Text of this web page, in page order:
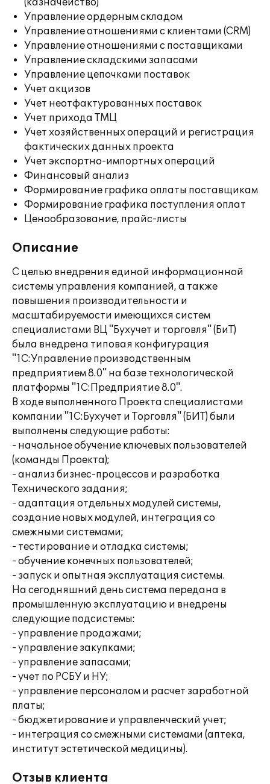
(казначейство)
Управление ордерным складом
Управление отношениями с клиентами (CRM)
Управление отношениями с поставщиками
Управление складскими запасами
Управление цепочками поставок
Учет акцизов
Учет неотфактурованных поставок
Учет прихода ТМЦ
Учет хозяйственных операций и регистрация
фактических данных проекта
Учет экспортно-импортных операций
Финансовый анализ
Формирование графика оплаты поставщикам
Формирование графика поступления оплат
Ценообразование, прайс-листы
Описание
С целью внедрения единой информационной
системы управления компанией, а также
повышения производительности и
масштабируемости имеющихся систем
специалистами ВЦ "Бухучет и торговля" (БиТ)
была внедрена типовая конфигурация
"1С:Управление производственным
предприятием 8.0" на базе технологической
платформы "1С:Предприятие 8.0".
В ходе выполненного Проекта специалистами
компании "1С:Бухучет и Торговля" (БИТ) были
выполнены следующие работы:
- начальное обучение ключевых пользователей
(команды Проекта);
- анализ бизнес-процессов и разработка
Технического задания;
- адаптация отдельных модулей системы,
создание новых модулей, интеграция со
смежными системами;
- тестирование и отладка системы;
- обучение конечных пользователей;
- запуск и опытная эксплуатация системы.
На сегодняшний день система передана в
промышленную эксплуатацию и внедрены
следующие подсистемы:
- управление продажами;
- управление закупками;
- управление запасами;
- учет по РСБУ и НУ;
- управление персоналом и расчет заработной
платы;
- бюджетирование и управленческий учет;
- интеграция со смежными системами (аптека,
институт эстетической медицины).
Отзыв клиента